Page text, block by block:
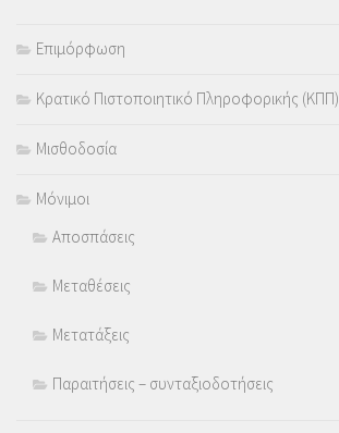
Επιμόρφωση
Κρατικό Πιστοποιητικό Πληροφορικής (ΚΠΠ)
Μισθοδοσία
Μόνιμοι
Αποσπάσεις
Μεταθέσεις
Μετατάξεις
Παραιτήσεις – συνταξιοδοτήσεις